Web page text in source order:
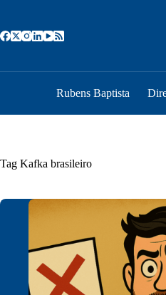
o
conteúdo
Rubens Baptista
Tag Kafka brasileiro